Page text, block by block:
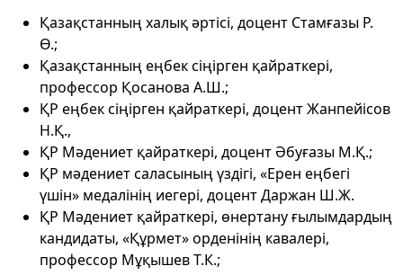
Қазақстанның халық әртісі, доцент Стамғазы Р.
Ө.;
Қазақстанның еңбек сіңірген қайраткері,
профессор Қосанова А.Ш.;
ҚР еңбек сіңірген қайраткері, доцент Жанпейісов
Н.Қ.,
ҚР Мәдениет қайраткері, доцент Әбуғазы М.Қ.;
ҚР мәдениет саласының үздігі, «Ерен еңбегі
үшін» медалінің иегері, доцент Даржан Ш.Ж.
ҚР Мәдениет қайраткері, өнертану ғылымдардың
кандидаты, «Құрмет» орденінің кавалері,
профессор Мұқышев Т.К.;